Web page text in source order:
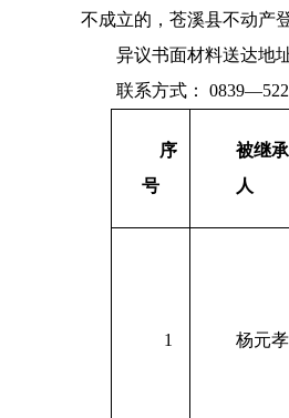
不成立的，苍溪县不动产
异议书面材料送达地
联系方式：
序
号
被继承
人
1 杨元孝